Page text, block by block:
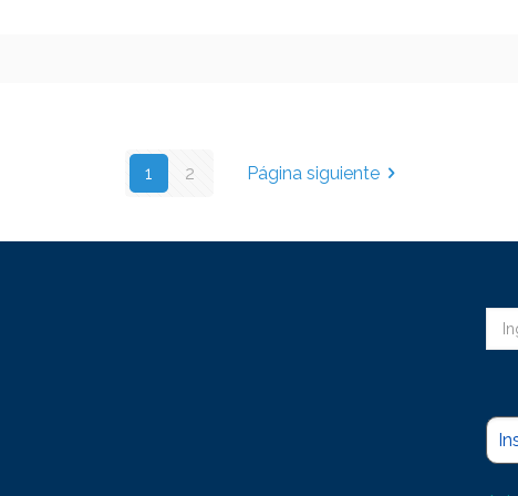
1 2 Página siguiente